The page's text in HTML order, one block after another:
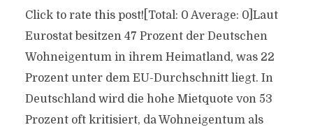
Click to rate this post![Total: 0 Average: 0]Laut
Eurostat besitzen 47 Prozent der Deutschen
Wohneigentum in ihrem Heimatland, was 22
Prozent unter dem EU-Durchschnitt liegt. In
Deutschland wird die hohe Mietquote von 53
Prozent oft kritisiert, da Wohneigentum als